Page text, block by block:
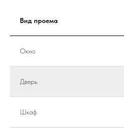
Вид проема
Окно
Дверь
Шкаф